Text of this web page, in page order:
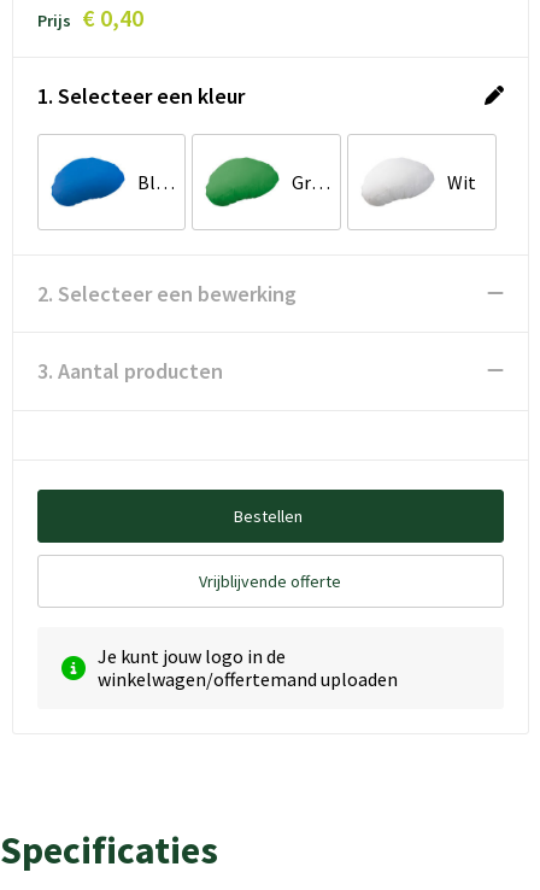
Prijs € 0,40
1. Selecteer een kleur
Blauw Groen Wit
2. Selecteer een bewerking
3. Aantal producten
Bestellen
Vrijblijvende offerte
Je kunt jouw logo in de
winkelwagen/offertemand uploaden
Specificaties